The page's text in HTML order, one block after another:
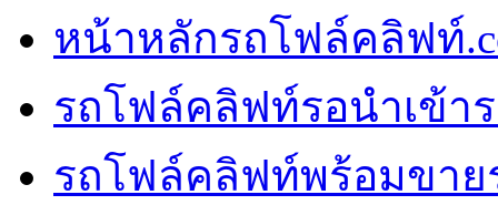
หน้าหลักรถโฟล์คลิฟท์
รถโฟล์คลิฟท์รอนำเข้า
รถโฟล์คลิฟท์พร้อมขาย